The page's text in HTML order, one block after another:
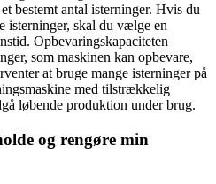
bestemt antal isterninger. Hvis du
isterninger, skal du vælge en
Opbevaringskapaciteten
som maskinen kan opbevare,
at bruge mange isterninger på
med tilstrækkelig
løbende produktion under brug.
og rengøre min